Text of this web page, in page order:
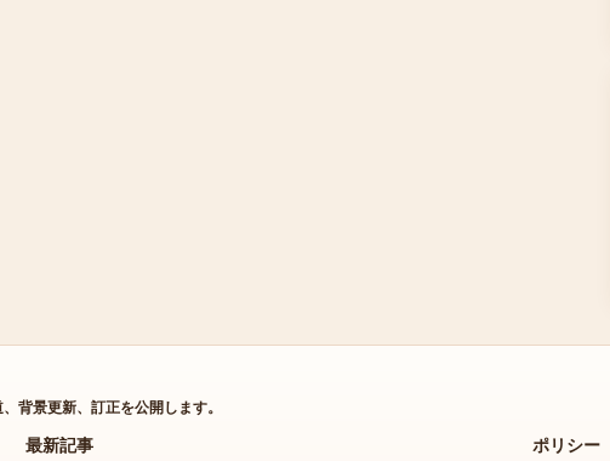
背景更新、訂正を公開します。
最新記事 ポリシー